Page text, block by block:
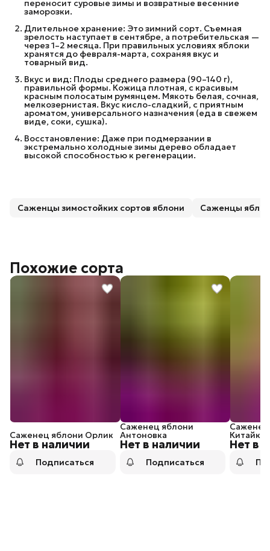
переносит суровые зимы и возвратные весенние
заморозки.
Длительное хранение: Это зимний сорт. Съемная
зрелость наступает в сентябре, а потребительская —
через 1–2 месяца. При правильных условиях яблоки
хранятся до февраля-марта, сохраняя вкус и
товарный вид.
Вкус и вид: Плоды среднего размера (90–140 г),
правильной формы. Кожица плотная, с красивым
красным полосатым румянцем. Мякоть белая, сочная,
мелкозернистая. Вкус кисло-сладкий, с приятным
ароматом, универсального назначения (еда в свежем
виде, соки, сушка).
Восстановление: Даже при подмерзании в
экстремально холодные зимы дерево обладает
высокой способностью к регенерации.
Саженцы зимостойких сортов яблони Саженцы
Похожие сорта
Нет в наличии
Саженец яблони Орлик
Подписаться
Нет в наличии
Саженец яблони
Антоновка
Подписаться
Нет в
Китайка